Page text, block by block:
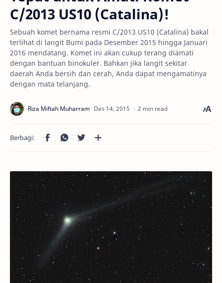
C/2013 US10 (Catalina)!
Sebuah komet bernama resmi C/2013 US10 (Catalina) bakal
terlihat di langit Bumi pada Desember 2015 hingga Januari
2016 mendatang. Komet ini akan cukup terang diamati
dengan bantuan binokuler. Bahkan jika langit sekitar
daerah Anda bersih dan cerah, Anda dapat mengamatinya
dengan mata telanjang.
2 min read